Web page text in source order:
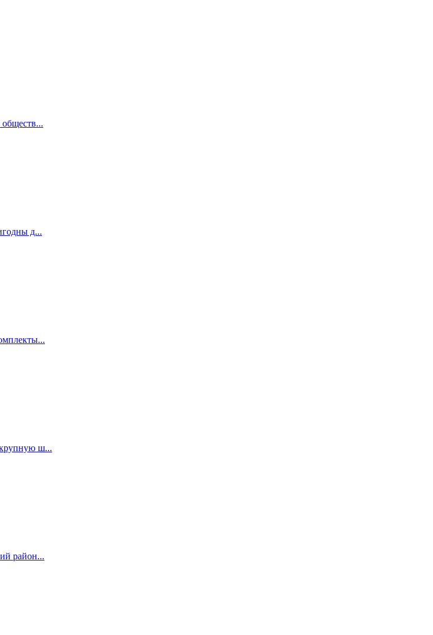
д...
ш...
район...